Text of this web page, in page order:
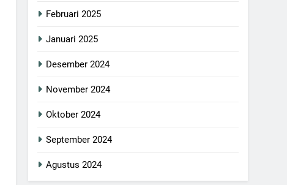
Februari 2025
Januari 2025
Desember 2024
November 2024
Oktober 2024
September 2024
Agustus 2024